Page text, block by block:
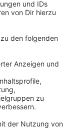
des
ins